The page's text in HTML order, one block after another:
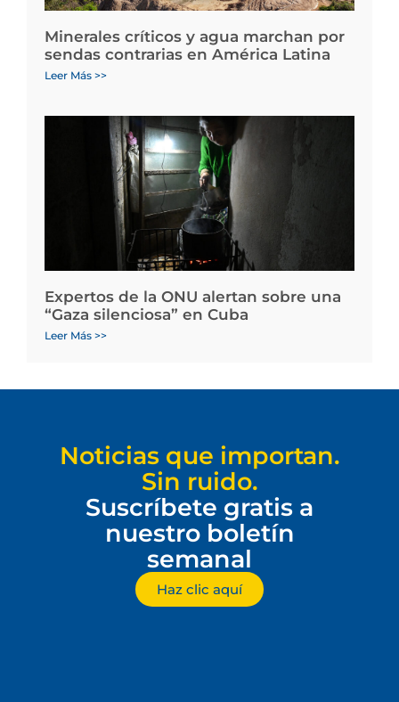
Minerales críticos y agua marchan por
sendas contrarias en América Latina
Leer Más >>
Expertos de la ONU alertan sobre una
“Gaza silenciosa” en Cuba
Leer Más >>
Noticias que importan.
Sin ruido.
Suscríbete gratis a
nuestro boletín
semanal
Haz clic aquí